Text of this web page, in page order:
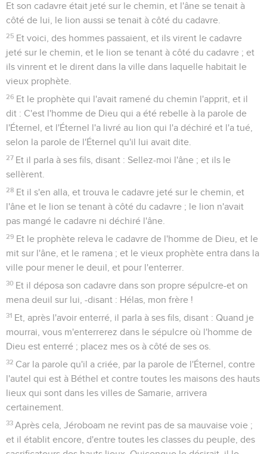
Et son cadavre était jeté sur le chemin, et l'âne se tenait à
côté de lui, le lion aussi se tenait à côté du cadavre.
25 Et voici, des hommes passaient, et ils virent le cadavre
jeté sur le chemin, et le lion se tenant à côté du cadavre ; et
ils vinrent et le dirent dans la ville dans laquelle habitait le
vieux prophète.
26 Et le prophète qui l'avait ramené du chemin l'apprit, et il
dit : C'est l'homme de Dieu qui a été rebelle à la parole de
l'Éternel, et l'Éternel l'a livré au lion qui l'a déchiré et l'a tué,
selon la parole de l'Éternel qu'il lui avait dite.
27 Et il parla à ses fils, disant : Sellez-moi l'âne ; et ils le
sellèrent.
28 Et il s'en alla, et trouva le cadavre jeté sur le chemin, et
l'âne et le lion se tenant à côté du cadavre ; le lion n'avait
pas mangé le cadavre ni déchiré l'âne.
29 Et le prophète releva le cadavre de l'homme de Dieu, et le
mit sur l'âne, et le ramena ; et le vieux prophète entra dans la
ville pour mener le deuil, et pour l'enterrer.
30 Et il déposa son cadavre dans son propre sépulcre-et on
mena deuil sur lui, -disant : Hélas, mon frère !
31 Et, après l'avoir enterré, il parla à ses fils, disant : Quand je
mourrai, vous m'enterrerez dans le sépulcre où l'homme de
Dieu est enterré ; placez mes os à côté de ses os.
32 Car la parole qu'il a criée, par la parole de l'Éternel, contre
l'autel qui est à Béthel et contre toutes les maisons des hauts
lieux qui sont dans les villes de Samarie, arrivera
certainement.
33 Après cela, Jéroboam ne revint pas de sa mauvaise voie ;
et il établit encore, d'entre toutes les classes du peuple, des